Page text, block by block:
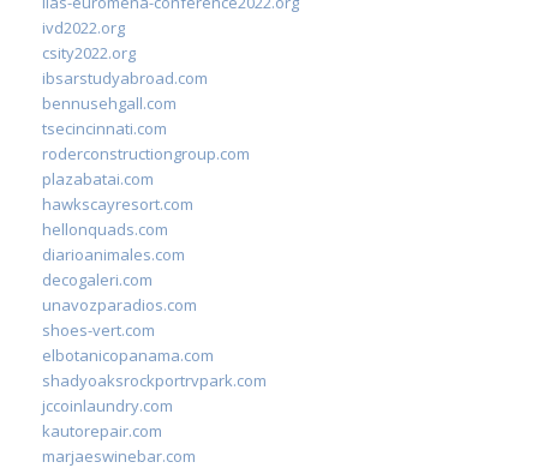
ivd2022.org
csity2022.org
ibsarstudyabroad.com
bennusehgall.com
tsecincinnati.com
roderconstructiongroup.com
plazabatai.com
hawkscayresort.com
hellonquads.com
diarioanimales.com
decogaleri.com
unavozparadios.com
shoes-vert.com
elbotanicopanama.com
shadyoaksrockportrvpark.com
jccoinlaundry.com
kautorepair.com
marjaeswinebar.com